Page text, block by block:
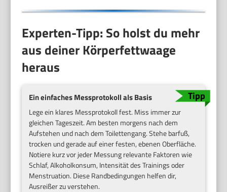
Experten-Tipp: So holst du mehr
aus deiner Körperfettwaage
heraus
Ein einfaches Messprotokoll als Basis
Lege ein klares Messprotokoll fest. Miss immer zur
gleichen Tageszeit. Am besten morgens nach dem
Aufstehen und nach dem Toilettengang. Stehe barfuß,
trocken und gerade auf einer festen, ebenen Oberfläche.
Notiere kurz vor jeder Messung relevante Faktoren wie
Schlaf, Alkoholkonsum, Intensität des Trainings oder
Menstruation. Diese Randbedingungen helfen dir,
Ausreißer zu verstehen.